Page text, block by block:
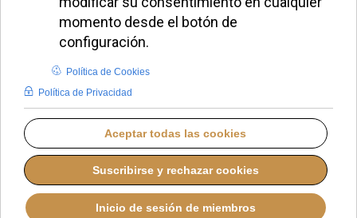
católicas a trazar
nuevos caminos de
esperanza
ALMUDENA RODRIGO
PAPA LEÓN XIV
JUEVES, 30 OCTUBRE 2025 18:40